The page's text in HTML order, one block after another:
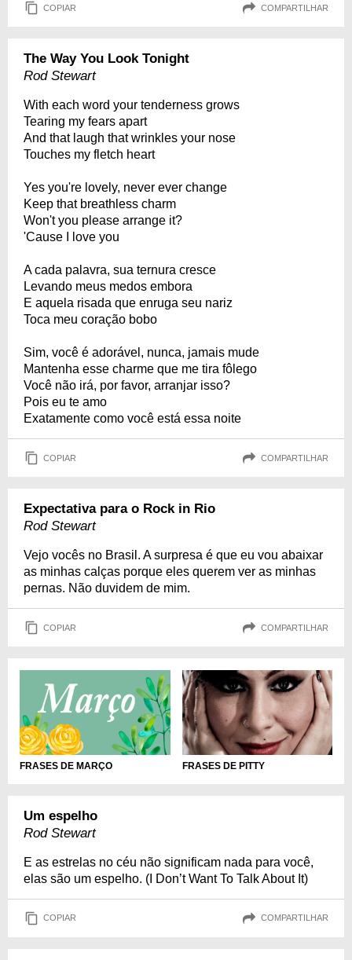
COPIAR COMPARTILHAR
The Way You Look Tonight
Rod Stewart
With each word your tenderness grows
Tearing my fears apart
And that laugh that wrinkles your nose
Touches my fletch heart
Yes you're lovely, never ever change
Keep that breathless charm
Won't you please arrange it?
'Cause I love you
A cada palavra, sua ternura cresce
Levando meus medos embora
E aquela risada que enruga seu nariz
Toca meu coração bobo
Sim, você é adorável, nunca, jamais mude
Mantenha esse charme que me tira fôlego
Você não irá, por favor, arranjar isso?
Pois eu te amo
Exatamente como você está essa noite
COPIAR COMPARTILHAR
Expectativa para o Rock in Rio
Rod Stewart
Vejo vocês no Brasil. A surpresa é que eu vou abaixar
as minhas calças porque eles querem ver as minhas
pernas. Não duvidem de mim.
COPIAR COMPARTILHAR
FRASES DE MARÇO FRASES DE PITTY
Um espelho
Rod Stewart
E as estrelas no céu não significam nada para você,
elas são um espelho. (I Don’t Want To Talk About It)
COPIAR COMPARTILHAR